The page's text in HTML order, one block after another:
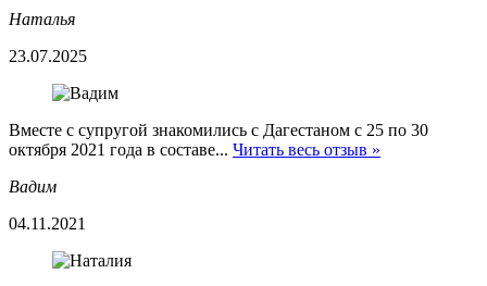
Наталья
23.07.2025
Вместе с супругой знакомились с Дагестаном с 25 по 30
октября 2021 года в составе... Читать весь отзыв »
Вадим
04.11.2021